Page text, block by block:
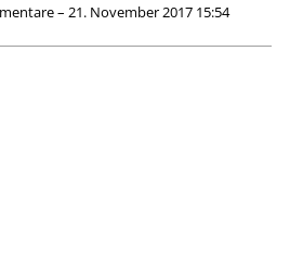
– 21. November 2017 15:54